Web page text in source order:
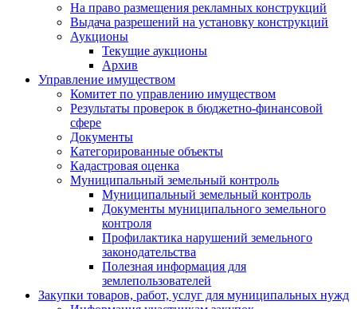
На право размещения рекламных конструкций
Выдача разрешений на установку конструкций
Аукционы
Текущие аукционы
Архив
Управление имуществом
Комитет по управлению имуществом
Результаты проверок в бюджетно-финансовой
сфере
Документы
Категорированные объекты
Кадастровая оценка
Муниципальный земельный контроль
Муниципальный земельный контроль
Документы муниципального земельного
контроля
Профилактика нарушений земельного
законодательства
Полезная информация для
землепользователей
Закупки товаров, работ, услуг для муниципальных нужд